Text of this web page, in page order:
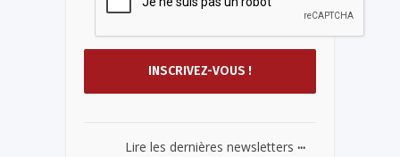
Lire les dernières newsletters ...